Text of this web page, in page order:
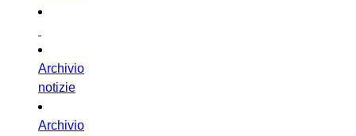
Archivio
notizie
Archivio